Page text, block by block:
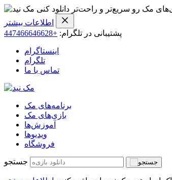
مک رو سریع‌تر و راحت‌تر دانلود کنی
اطلاعات بیشتر
پشتیبانی در تلگرام: +447466646628
اینستاگرام
تلگرام
تماس با ما
برنامه‌های مک
بازی‌های مک
آموزش‌ها
ویدیو‌ها
فروشگاه
جستجو